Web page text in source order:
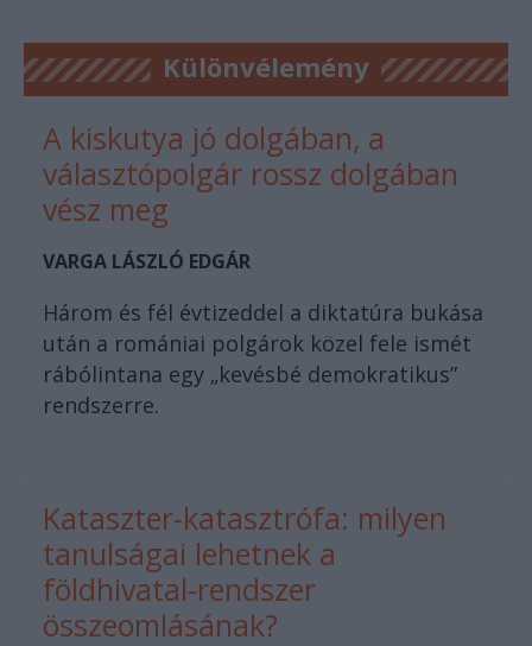
Különvélemény
A kiskutya jó dolgában, a
választópolgár rossz dolgában
vész meg
VARGA LÁSZLÓ EDGÁR
Három és fél évtizeddel a diktatúra bukása
után a romániai polgárok közel fele ismét
rábólintana egy „kevésbé demokratikus”
rendszerre.
Kataszter-katasztrófa: milyen
tanulságai lehetnek a
földhivatal-rendszer
összeomlásának?